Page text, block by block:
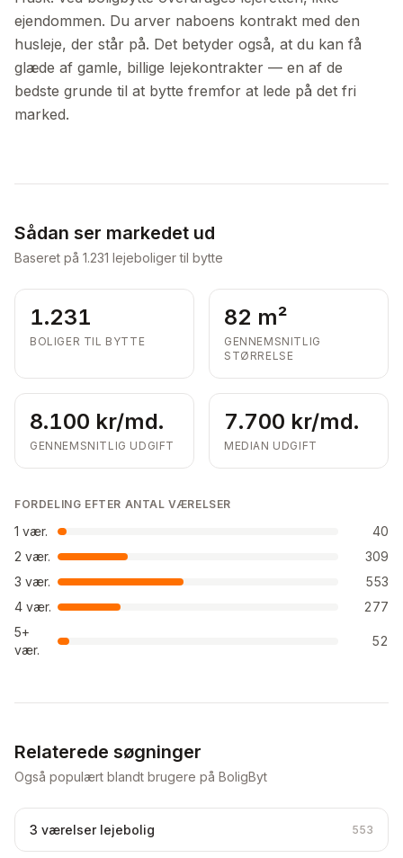
ejendommen. Du arver naboens kontrakt med den
husleje, der står på. Det betyder også, at du kan få
glæde af gamle, billige lejekontrakter — en af de
bedste grunde til at bytte fremfor at lede på det fri
marked.
Sådan ser markedet ud
Baseret på 1.231 lejeboliger til bytte
1.231
BOLIGER TIL BYTTE
82 m²
GENNEMSNITLIG
STØRRELSE
8.100 kr/md.
GENNEMSNITLIG UDGIFT
7.700 kr/md.
MEDIAN UDGIFT
FORDELING EFTER ANTAL VÆRELSER
1 vær.
40
2 vær.
309
3 vær.
553
4 vær.
277
5+
vær.
52
Relaterede søgninger
Også populært blandt brugere på BoligByt
3 værelser lejebolig 553